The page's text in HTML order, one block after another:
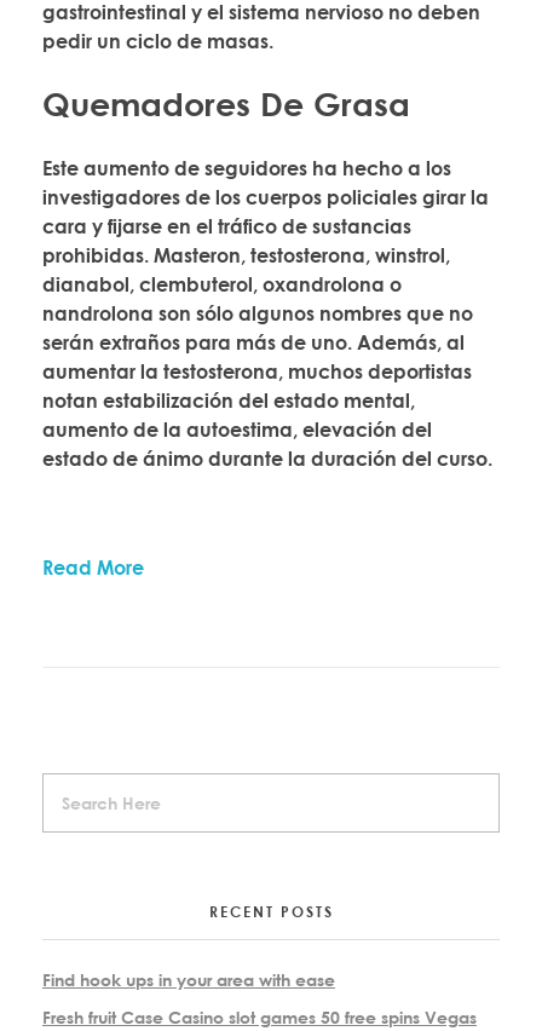
gastrointestinal y el sistema nervioso no deben
pedir un ciclo de masas.
Quemadores De Grasa
Este aumento de seguidores ha hecho a los
investigadores de los cuerpos policiales girar la
cara y fijarse en el tráfico de sustancias
prohibidas. Masteron, testosterona, winstrol,
dianabol, clembuterol, oxandrolona o
nandrolona son sólo algunos nombres que no
serán extraños para más de uno. Además, al
aumentar la testosterona, muchos deportistas
notan estabilización del estado mental,
aumento de la autoestima, elevación del
estado de ánimo durante la duración del curso.
Read More
RECENT POSTS
Find hook ups in your area with ease
Fresh fruit Case Casino slot games 50 free spins Vegas